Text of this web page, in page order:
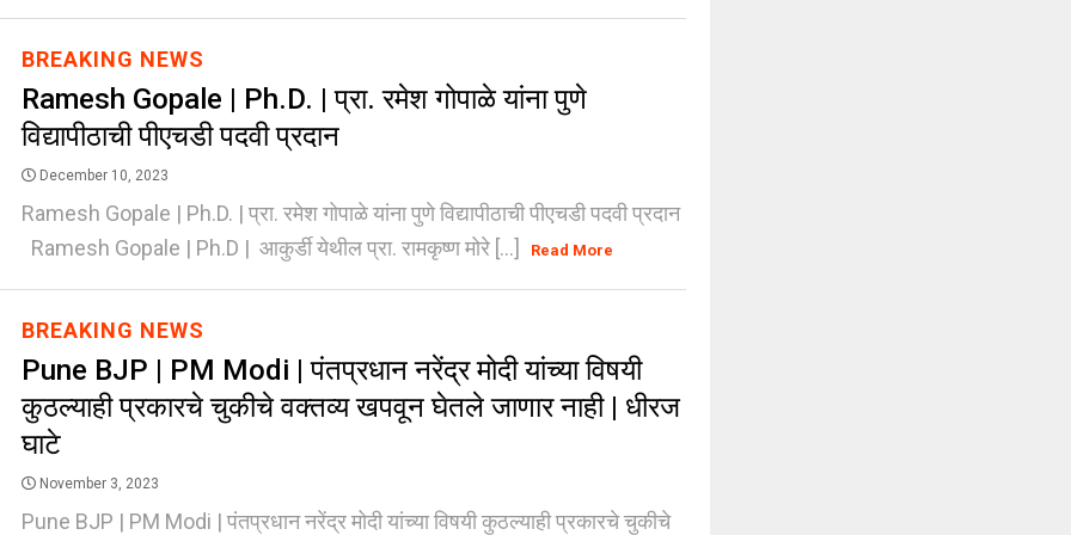
BREAKING NEWS
Ramesh Gopale | Ph.D. | प्रा. रमेश गोपाळे यांना पुणे
विद्यापीठाची पीएचडी पदवी प्रदान
December 10, 2023
Ramesh Gopale | Ph.D. | प्रा. रमेश गोपाळे यांना पुणे विद्यापीठाची पीएचडी पदवी प्रदान
Ramesh Gopale | Ph.D | आकुर्डी येथील प्रा. रामकृष्ण मोरे [...]
Read More
BREAKING NEWS
Pune BJP | PM Modi | पंतप्रधान नरेंद्र मोदी यांच्या विषयी
कुठल्याही प्रकारचे चुकीचे वक्तव्य खपवून घेतले जाणार नाही | धीरज
घाटे
November 3, 2023
Pune BJP | PM Modi | पंतप्रधान नरेंद्र मोदी यांच्या विषयी कुठल्याही प्रकारचे चुकीचे